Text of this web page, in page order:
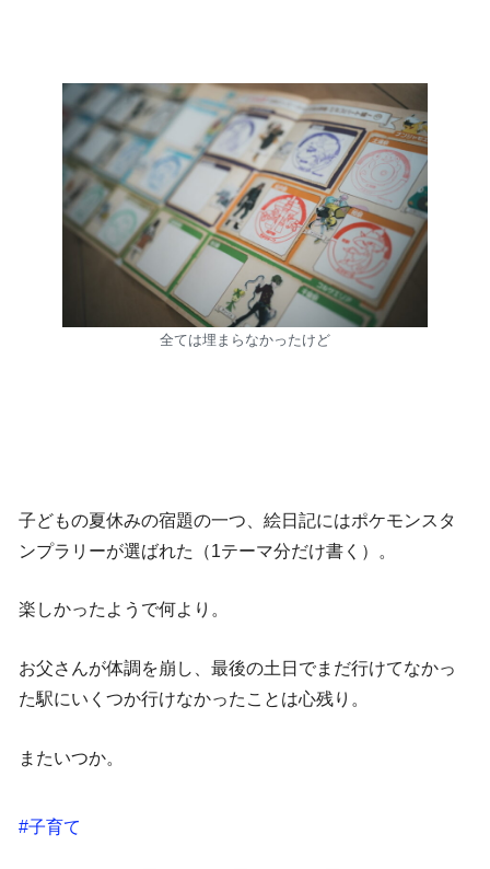
全ては埋まらなかったけど
子どもの夏休みの宿題の一つ、絵日記にはポケモンスタ
ンプラリーが選ばれた（1テーマ分だけ書く）。
楽しかったようで何より。
お父さんが体調を崩し、最後の土日でまだ行けてなかっ
た駅にいくつか行けなかったことは心残り。
またいつか。
#子育て